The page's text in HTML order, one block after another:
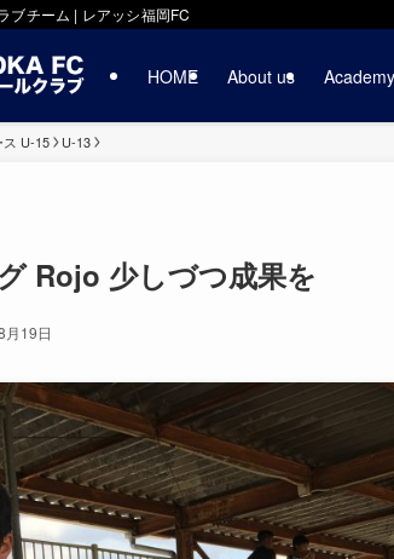
ブチーム | レアッシ福岡FC
HOME About us
U-15 U-13
Rojo 少しづつ成果を
月19日